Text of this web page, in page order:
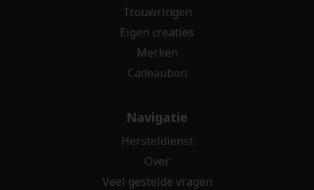
Trouwringen
Eigen creaties
Merken
Cadeaubon
Navigatie
Hersteldienst
Over
Veel gestelde vragen